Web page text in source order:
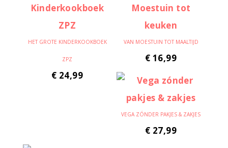
HET GROTE KINDERKOOKBOEK
ZPZ
€ 24,99
VAN MOESTUIN TOT MAALTIJD
€ 16,99
VEGA ZÓNDER PAKJES & ZAKJES
€ 27,99